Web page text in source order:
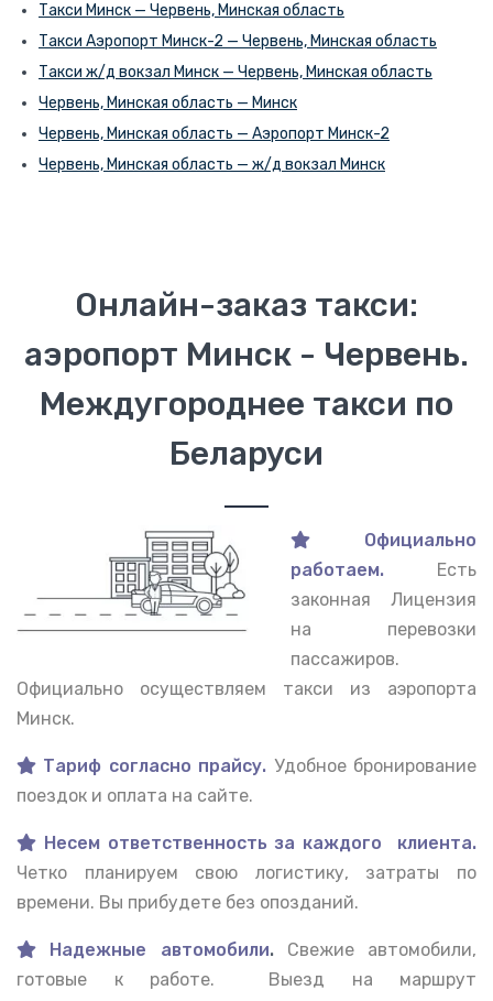
Такси Минск — Червень, Минская область
Такси Аэропорт Минск-2 — Червень, Минская область
Такси ж/д вокзал Минск — Червень, Минская область
Червень, Минская область — Минск
Червень, Минская область — Аэропорт Минск-2
Червень, Минская область — ж/д вокзал Минск
Онлайн-заказ такси:
аэропорт Минск - Червень.
Междугороднее такси по
Беларуси
Официально
работаем.
Есть
законная Лицензия
на перевозки
пассажиров.
Официально осуществляем такси из аэропорта
Минск.
Тариф согласно прайсу. Удобное бронирование
поездок и оплата на сайте.
Несем ответственность за каждого клиента.
Четко планируем свою логистику, затраты по
времени. Вы прибудете без опозданий.
Надежные автомобили. Свежие автомобили,
готовые к работе. Выезд на маршрут